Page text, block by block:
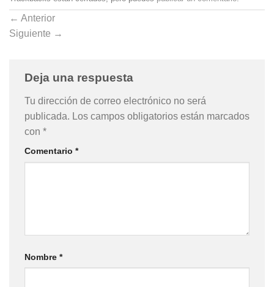
← Anterior
Siguiente →
Deja una respuesta
Tu dirección de correo electrónico no será
publicada. Los campos obligatorios están marcados
con *
Comentario *
Nombre *